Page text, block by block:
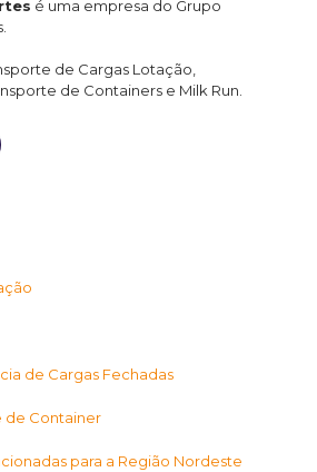
é uma empresa do Grupo
de Cargas Lotação,
de Containers e Milk Run.
de Cargas Fechadas
de Container
para a Região Nordeste